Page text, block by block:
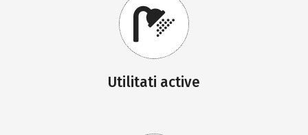
Utilitati active